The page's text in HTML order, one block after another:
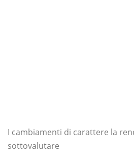
I cambiamenti di carattere la
sottovalutare